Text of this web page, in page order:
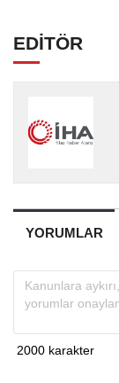
EDİTÖR
YORUMLAR